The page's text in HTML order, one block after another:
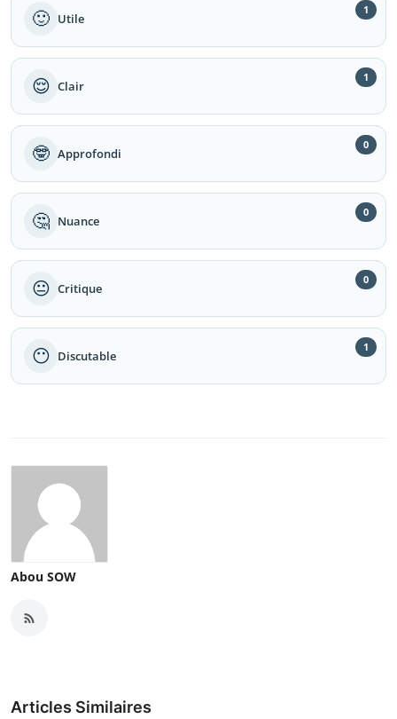
🙂 Utile
1
😌 Clair
1
🤓 Approfondi
0
🤔 Nuance
0
😐 Critique
0
😶 Discutable
1
Abou SOW
Articles Similaires